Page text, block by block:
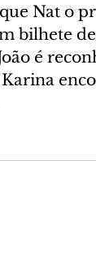
Nat o
bilhete
é